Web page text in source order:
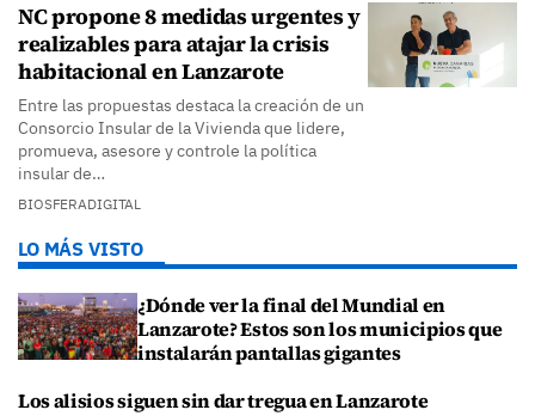
NC propone 8 medidas urgentes y
realizables para atajar la crisis
habitacional en Lanzarote
Entre las propuestas destaca la creación de un
Consorcio Insular de la Vivienda que lidere,
promueva, asesore y controle la política
insular de…
BIOSFERADIGITAL
LO MÁS VISTO
¿Dónde ver la final del Mundial en
Lanzarote? Estos son los municipios que
instalarán pantallas gigantes
Los alisios siguen sin dar tregua en Lanzarote